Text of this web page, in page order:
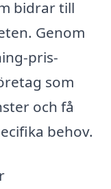
bidrar till
Genom
pris-
som
och få
behov.